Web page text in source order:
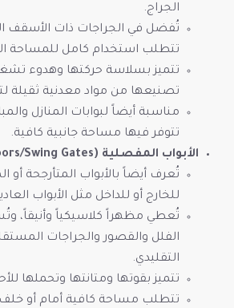
الجراج.
تُفضل في الجراجات ذات الأسقف
تتطلب استخدام كامل للمساحة
تتميز بسلاسة حركتها وهدوء
تصنيعها من مواد معدنية ثقيلة
مناسبة أيضاً لبوابات المنازل
تتوفر فيها مساحة جانبية كافية.
الأبواب المفصلية (Hinged Doors/Swing Gates):
تُعرف أيضاً بالأبواب المتأرجحة أو
للخارج أو للداخل مثل الأبواب
تُعطي مظهراً كلاسيكياً وأنيقاً،
الفلل والقصور والجراجات
التقليدي.
تتميز بقوتها ومتانتها وتحملها
تتطلب مساحة كافية أمام أو خلف